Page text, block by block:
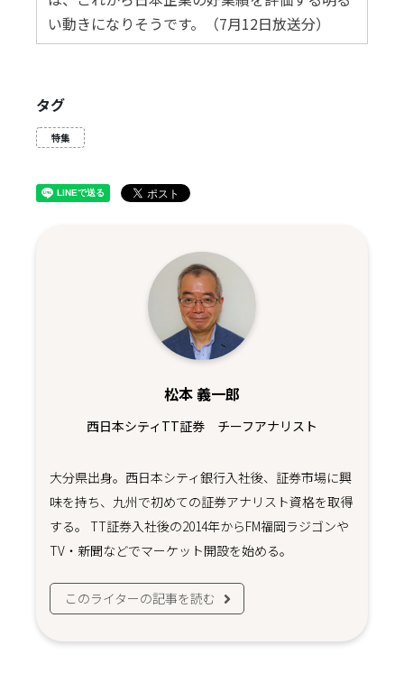
い動きになりそうです。（7月12日放送分）
タグ
特集
松本 義一郎
西日本シティTT証券 チーフアナリスト
大分県出身。西日本シティ銀行入社後、証券市場に興
味を持ち、九州で初めての証券アナリスト資格を取得
する。 TT証券入社後の2014年からFM福岡ラジゴンや
TV・新聞などでマーケット開設を始める。
このライターの記事を読む